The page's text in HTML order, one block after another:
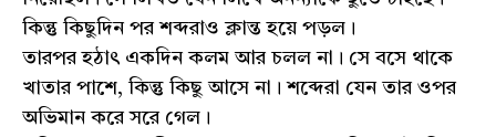
কিন্তু কিছুদিন পর শব্দরাও ক্লান্ত হয়ে পড়ল।
তারপর হঠাৎ একদিন কলম আর চলল না। সে বসে থাকে
খাতার পাশে, কিন্তু কিছু আসে না। শব্দেরা যেন তার ওপর
অভিমান করে সরে গেল।